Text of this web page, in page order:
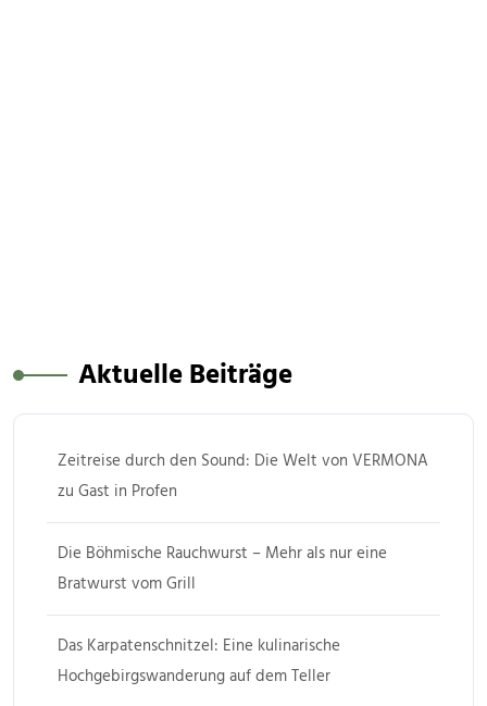
Aktuelle Beiträge
Zeitreise durch den Sound: Die Welt von VERMONA
zu Gast in Profen
Die Böhmische Rauchwurst – Mehr als nur eine
Bratwurst vom Grill
Das Karpatenschnitzel: Eine kulinarische
Hochgebirgswanderung auf dem Teller